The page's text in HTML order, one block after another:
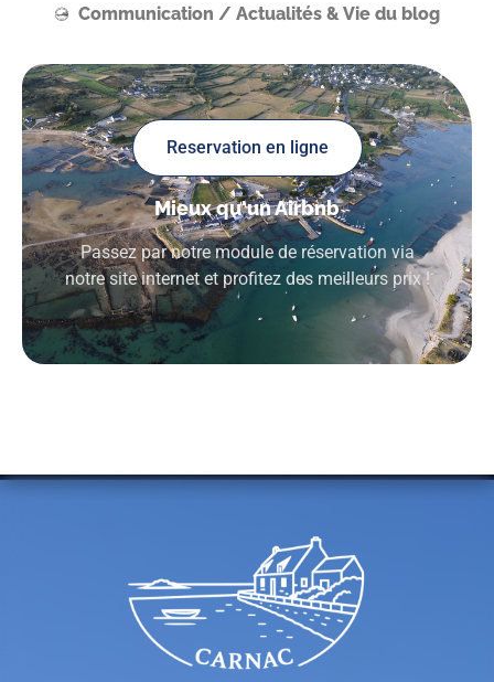
Communication / Actualités & Vie du blog
Reservation en ligne
Mieux qu'un Airbnb
Passez par notre module de réservation via
notre site internet et profitez des meilleurs prix !